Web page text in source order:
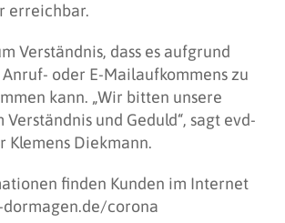
erreichbar.
Verständnis, dass es aufgrund
oder E-Mailaufkommens zu
kann. „Wir bitten unsere
Verständnis und Geduld“, sagt evd-
Klemens Diekmann.
finden Kunden im Internet
dormagen.de/corona